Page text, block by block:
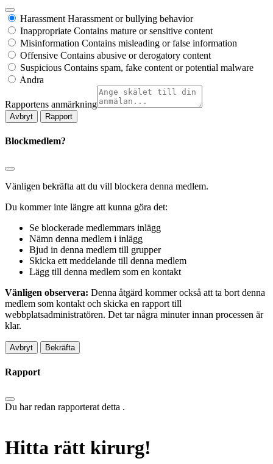
Harassment Harassment or bullying behavior
Inappropriate Contains mature or sensitive content
Misinformation Contains misleading or false information
Offensive Contains abusive or derogatory content
Suspicious Contains spam, fake content or potential malware
Andra
Rapportens anmärkning
Rapport
Blockmedlem?
Vänligen bekräfta att du vill blockera denna medlem.
Du kommer inte längre att kunna göra det:
Se blockerade medlemmars inlägg
Nämn denna medlem i inlägg
Bjud in denna medlem till grupper
Skicka ett meddelande till denna medlem
Lägg till denna medlem som en kontakt
Vänligen observera: Denna åtgärd kommer också att ta bort denna
medlem som kontakt och skicka en rapport till
webbplatsadministratören. Det tar några minuter innan processen är
klar.
Bekräfta
Rapport
Du har redan rapporterat detta .
Hitta rätt kirurg!